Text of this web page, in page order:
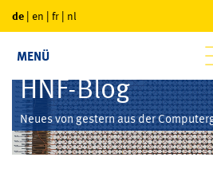
de | en | fr | nl
MENÜ
HNF-Blog
Neues von gestern aus der